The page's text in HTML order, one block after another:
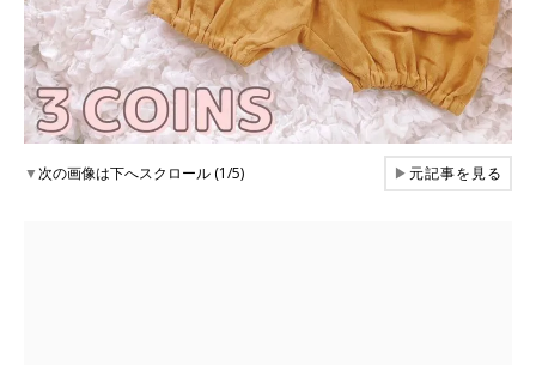
▼次の画像は下へスクロール (1/5) ▶元記事を見る